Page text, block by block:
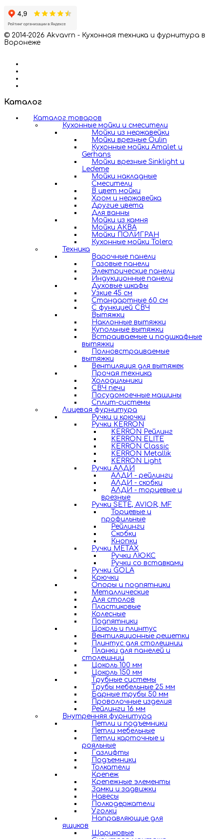
© 2014-2026 Akvavrn - Кухонная техника и фурнитура в
Воронеже
Каталог
Каталог товаров
Кухонные мойки и смесители
Мойки из нержавейки
Мойки врезные Oulin
Кухонные мойки Amalet и
Gerhans
Мойки врезные Sinklight и
Ledeme
Мойки накладные
Смесители
В цвет мойки
Хром и нержавейка
Другие цвета
Для ванны
Мойки из камня
Мойки АКВА
Мойки ПОЛИГРАН
Кухонные мойки Tolero
Техника
Варочные панели
Газовые панели
Электрические панели
Индукционные панели
Духовые шкафы
Узкие 45 см
Стандартные 60 см
С функцией СВЧ
Вытяжки
Наклонные вытяжки
Купольные вытяжки
Встраиваемые и подшкафные
вытяжки
Полновстраиваемые
вытяжки
Вентиляция для вытяжек
Прочая техника
Холодильники
СВЧ печи
Посудомоечные машины
Сплит-системы
Лицевая фурнитура
Ручки и крючки
Ручки KERRON
KERRON Рейлинг
KERRON ELITE
KERRON Classic
KERRON Metallik
KERRON Light
Ручки АЛДИ
АЛДИ - рейлинги
АЛДИ - скобки
АЛДИ - торцевые и
врезные
Ручки SETE, AVIOR, MF
Торцевые и
профильные
Рейлинги
Скобки
Кнопки
Ручки METAX
Ручки ЛЮКС
Ручки со вставками
Ручки GOLA
Крючки
Опоры и подпятники
Металлические
Для столов
Пластиковые
Колесные
Подпятники
Цоколь и плинтус
Вентиляционные решетки
Плинтус для столешниц
Планки для панелей и
столешниц
Цоколь 100 мм
Цоколь 150 мм
Трубные системы
Трубы мебельные 25 мм
Барные трубы 50 мм
Проволочные изделия
Рейлинги 16 мм
Внутренняя фурнитура
Петли и подъемники
Петли мебельные
Петли карточные и
рояльные
Газлифты
Подъемники
Толкатели
Крепеж
Крепежные элементы
Замки и задвижки
Навесы
Полкодержатели
Уголки
Направляющие для
ящиков
Шариковые